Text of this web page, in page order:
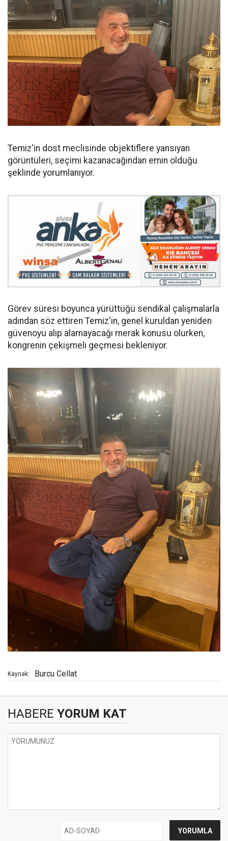
Temiz'in dost meclisinde objektiflere yansıyan
görüntüleri, seçimi kazanacağından emin olduğu
şeklinde yorumlanıyor.
Görev süresi boyunca yürüttüğü sendikal çalışmalarla
adından söz ettiren Temiz'in, genel kuruldan yeniden
güvenoyu alıp alamayacağı merak konusu olurken,
kongrenin çekişmeli geçmesi bekleniyor.
Kaynak: Burcu Cellat
HABERE YORUM KAT